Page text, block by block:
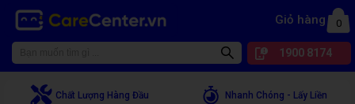
Giỏ hàng 0
1900 8174
Chất Lượng Hàng Đầu Nhanh Chóng - Lấy Liền